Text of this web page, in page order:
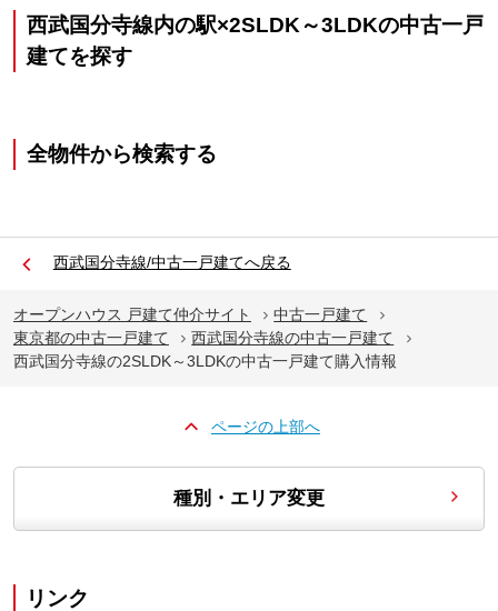
西武国分寺線内の駅×2SLDK～3LDKの中古一戸
建てを探す
全物件から検索する
西武国分寺線/中古一戸建てへ戻る
オープンハウス 戸建て仲介サイト
中古一戸建て
東京都の中古一戸建て
西武国分寺線の中古一戸建て
西武国分寺線の2SLDK～3LDKの中古一戸建て購入情報
ページの上部へ
種別・エリア変更
リンク